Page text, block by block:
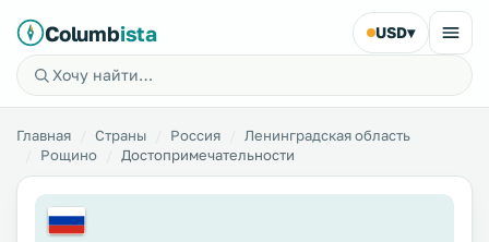
Columbista USD▾
Главная Страны Россия
Ленинградская область
Рощино
Достопримечательности